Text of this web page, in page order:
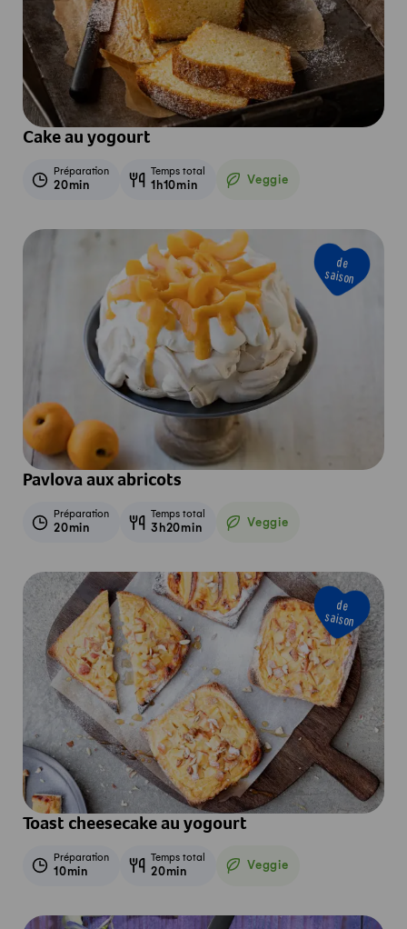
Cake au yogourt
Préparation
20min
Temps total
1h10min Veggie
Veggie
de
saison
Pavlova aux abricots
Préparation
20min
Temps total
3h20min Veggie
Veggie
de
saison
Toast cheesecake au yogourt
Préparation
10min
Temps total
20min Veggie
Veggie